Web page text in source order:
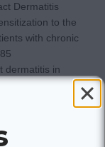
Dermatitis
to the
with chronic
dermatitis in
48(5): 261-265.
247-251